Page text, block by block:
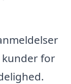
for